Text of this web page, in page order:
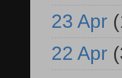
23 Apr
22 Apr